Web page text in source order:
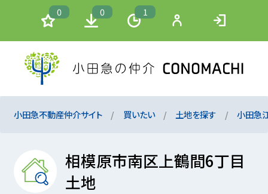
0 0 1
小田急不動産仲介サイト 買いたい 土地を探す 小田急
相模原市南区上鶴間6丁目
土地